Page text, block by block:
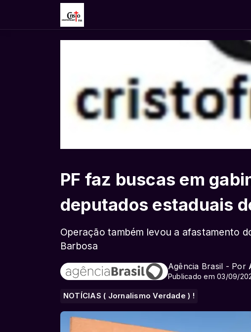
PF faz buscas em
deputados estaduais
Operação também levou a afastamento
Barbosa
Agência Brasil - Por
Publicado em 03/09/
NOTÍCIAS ( Jornalismo Verdade ) !